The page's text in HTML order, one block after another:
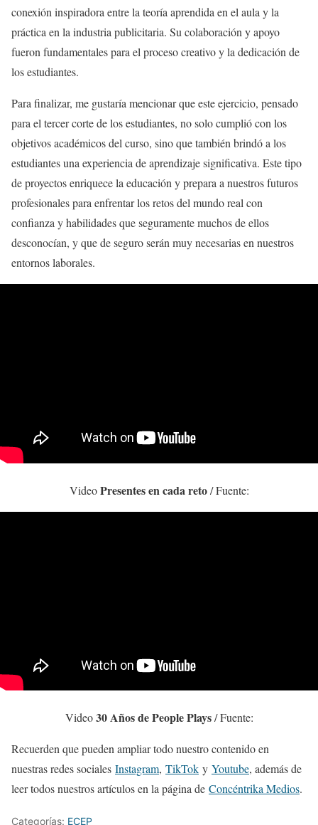
conexión inspiradora entre la teoría aprendida en el aula y la
práctica en la industria publicitaria. Su colaboración y apoyo
fueron fundamentales para el proceso creativo y la dedicación de
los estudiantes.
Para finalizar, me gustaría mencionar que este ejercicio, pensado
para el tercer corte de los estudiantes, no solo cumplió con los
objetivos académicos del curso, sino que también brindó a los
estudiantes una experiencia de aprendizaje significativa. Este tipo
de proyectos enriquece la educación y prepara a nuestros futuros
profesionales para enfrentar los retos del mundo real con
confianza y habilidades que seguramente muchos de ellos
desconocían, y que de seguro serán muy necesarias en nuestros
entornos laborales.
VideoPresentes en cada reto/ Fuente:
Video30 Años de People Plays/ Fuente:
Recuerden que pueden ampliar todo nuestro contenido en
nuestras redes sociales Instagram, TikTok y Youtube, además de
leer todos nuestros artículos en la página de Concéntrika Medios.
Categorías: ECEP